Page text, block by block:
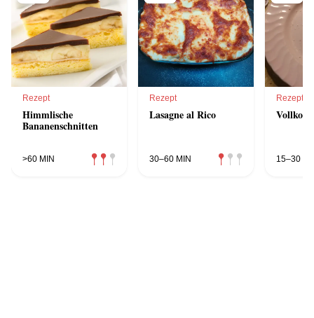
Rezept
Himmlische
Bananenschnitten
>60 MIN
Rezept
Lasagne al Rico
30–60 MIN
Rezept
15–30